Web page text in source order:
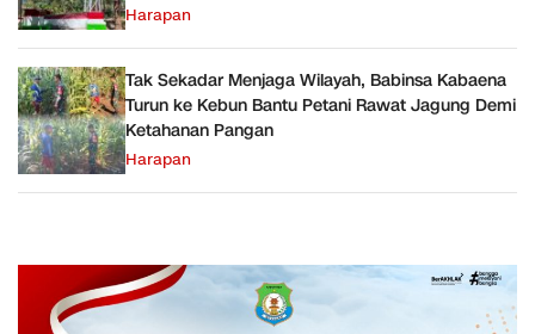
Harapan
Tak Sekadar Menjaga Wilayah, Babinsa Kabaena
Turun ke Kebun Bantu Petani Rawat Jagung Demi
Ketahanan Pangan
Harapan